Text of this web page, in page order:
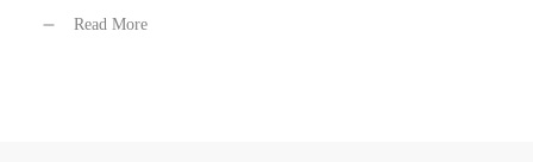
Read More